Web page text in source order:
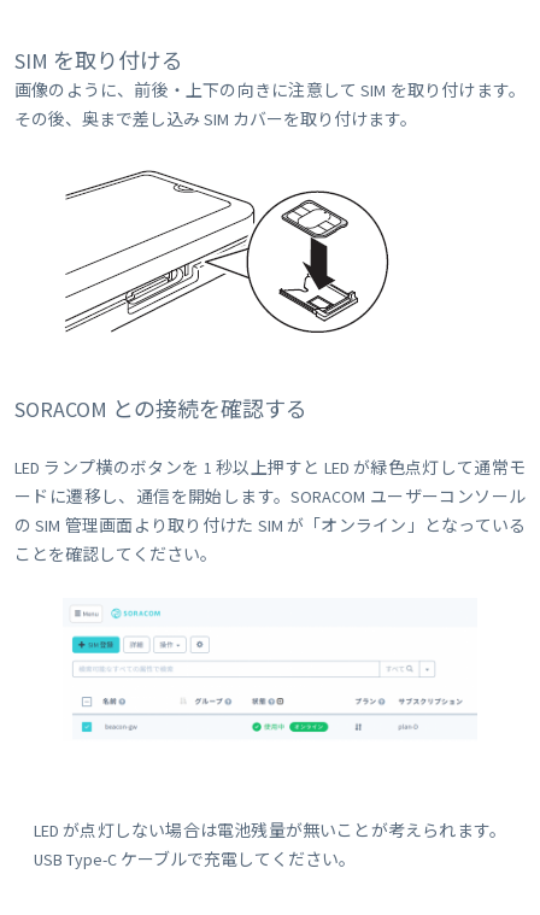
SIM を取り付ける
画像のように、前後・上下の向きに注意して SIM を取り付けます。
その後、奥まで差し込み SIM カバーを取り付けます。
SORACOM との接続を確認する
LED ランプ横のボタンを 1 秒以上押すと LED が緑色点灯して通常モ
ードに遷移し、通信を開始します。SORACOM ユーザーコンソール
の SIM 管理画面より取り付けた SIM が「オンライン」となっている
ことを確認してください。
LED が点灯しない場合は電池残量が無いことが考えられます。
USB Type-C ケーブルで充電してください。